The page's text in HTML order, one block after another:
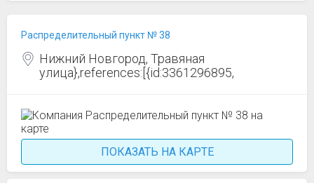
Распределительный пункт № 38
Нижний Новгород, Травяная
улица},references:[{id:3361296895,
ПОКАЗАТЬ НА КАРТЕ